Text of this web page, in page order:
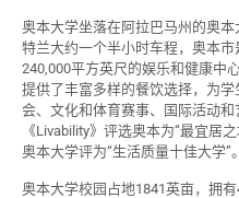
奥本大学坐落在阿拉巴马州的奥
特兰大约一个半小时车程，奥本
240,000平方英尺的娱乐和健康中
提供了丰富多样的餐饮选择，为
会、文化和体育赛事、国际活动
《Livability》评选奥本为“最宜居
奥本大学评为“生活质量十佳大学”。
奥本大学校园占地1841英亩，拥